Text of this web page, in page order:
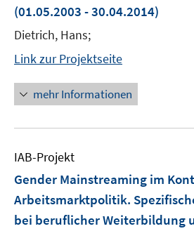
(01.05.2003 - 30.04.2014)
Dietrich, Hans;
Link zur Projektseite
mehr Informationen
IAB-Projekt
Gender Mainstreaming im
Arbeitsmarktpolitik.
bei beruflicher Weiterbildung